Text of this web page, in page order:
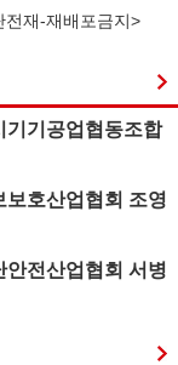
전재-재배포금지>
기기공업협동조합
보호산업협회 조영
안전산업협회 서병